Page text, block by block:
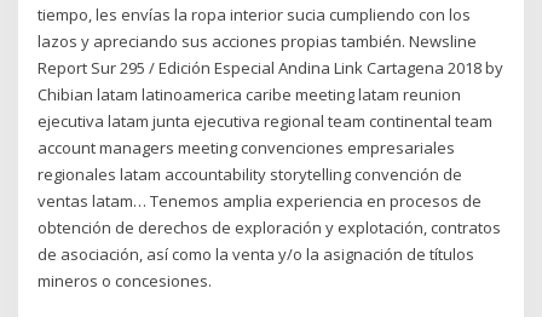
tiempo, les envías la ropa interior sucia cumpliendo con los
lazos y apreciando sus acciones propias también. Newsline
Report Sur 295 / Edición Especial Andina Link Cartagena 2018 by
Chibian latam latinoamerica caribe meeting latam reunion
ejecutiva latam junta ejecutiva regional team continental team
account managers meeting convenciones empresariales
regionales latam accountability storytelling convención de
ventas latam… Tenemos amplia experiencia en procesos de
obtención de derechos de exploración y explotación, contratos
de asociación, así como la venta y/o la asignación de títulos
mineros o concesiones.